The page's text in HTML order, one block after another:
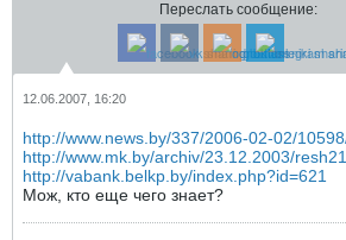
Переслать сообщение:
12.06.2007, 16:20
http://www.news.by/337/2006-02-02/
http://www.mk.by/archiv/23.12.2003/
http://vabank.belkp.by/index.php?id=621
Мож, кто еще чего знает?